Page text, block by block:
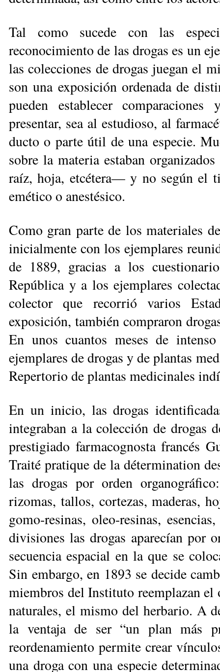
Tal como sucede con las
reconocimiento de las drogas es un
las colecciones de drogas juegan el
son una exposición ordenada de
pueden establecer
presentar, sea al estudio­so, al
ducto o parte útil de una especie.
sobre la materia estaban
raíz, hoja, etcétera— y no según el
emético o anestésico.
Como gran parte de los materiales
inicialmente con los ejemplares
de 1889, gra­cias a los
República y a los ejemplares
colector que recorrió varios
exposición, también compraron
En unos cuantos meses de
ejemplares de drogas y de plantas
Repertorio de plantas medicinales
En un inicio, las drogas
integraban a la colección de drogas
prestigiado farmacognosta francés
Traité pratique de la détermination
las drogas por orden
rizomas, tallos, cortezas, maderas,
gomo-resinas, oleo-resinas,
divisiones las drogas aparecían por
secuencia espacial en la que se
Sin embargo, en 1893 se decide
miembros del Instituto reemplazan
naturales, el mismo del herbario. A
la ventaja de ser “un plan más
reordenamiento permite crear
una droga con una especie